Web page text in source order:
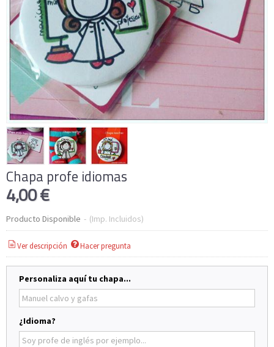
Chapa profe idiomas
4,00 €
Producto Disponible - (Imp. Incluidos)
Ver descripción Hacer pregunta
Personaliza aquí tu chapa...
¿Idioma?